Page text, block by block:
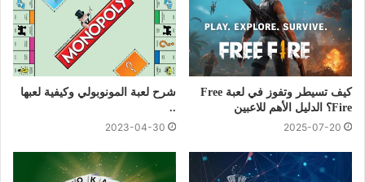
كيف تسيطر وتفوز في لعبة Free
Fire؟ الدليل الأهم للاعبين
2025-07-20
شرح لعبة المونوبولي وكيفية لعبها
..
2023-04-30